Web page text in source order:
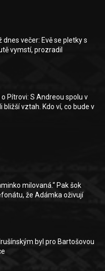
dnes večer: Evě se pletky s
vymstí, prozradil
Pítrovi: S Andreou spolu v
bližší vztah. Kdo ví, co bude v
milovaná.“ Pak šok
že Adámka oživují
byl pro Bartošovou